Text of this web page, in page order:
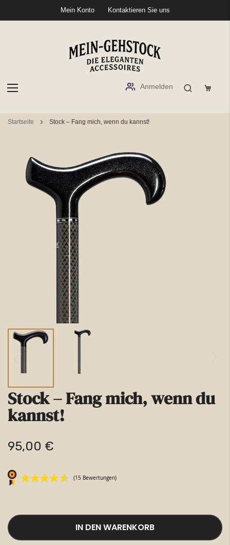
Mein Konto Kontaktieren Sie uns
Anmelden
Zum
Startseite Stock – Fang mich, wenn du kannst!
Ende
Bildgalerie
Zum
Anfang
Bildgalerie
Stock – Fang mich, wenn du
kannst!
95,00 €
IN DEN WARENKORB